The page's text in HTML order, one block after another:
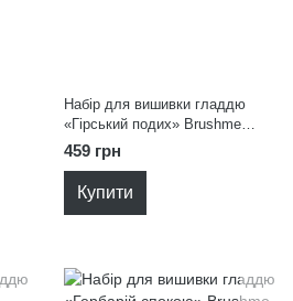
Набір для вишивки гладдю
«Гірський подих» Brushme
EMBR004
459 грн
Купити